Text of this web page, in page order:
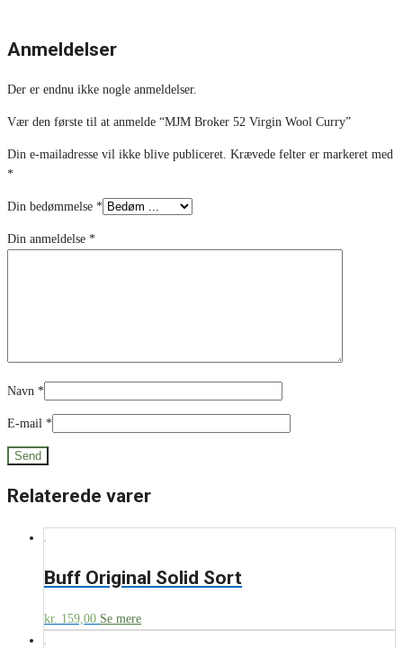
Anmeldelser
Der er endnu ikke nogle anmeldelser.
Vær den første til at anmelde “MJM Broker 52 Virgin Wool Curry”
Din e-mailadresse vil ikke blive publiceret. Krævede felter er markeret med
*
Din bedømmelse *
Din anmeldelse *
Navn *
E-mail *
Relaterede varer
Buff Original Solid Sort
kr. 159,00 Se mere